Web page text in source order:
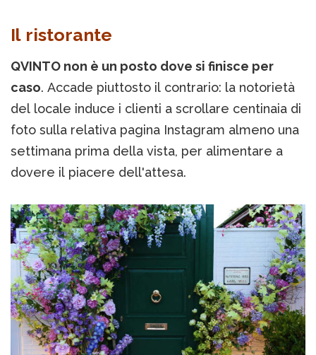
Il ristorante
QVINTO non è un posto dove si finisce per
caso. Accade piuttosto il contrario: la notorietà
del locale induce i clienti a scrollare centinaia di
foto sulla relativa pagina Instagram almeno una
settimana prima della vista, per alimentare a
dovere il piacere dell'attesa.